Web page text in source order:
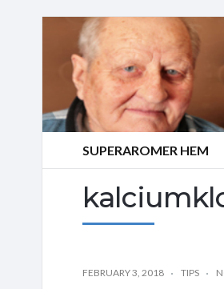
SUPERAROMER HEM
FEBRUARY 3, 2018 TIPS